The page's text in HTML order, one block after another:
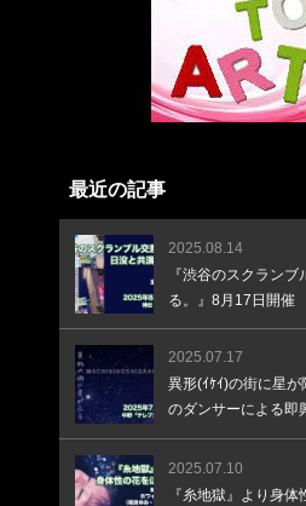
最近の記事
2025.08.14
『渋谷のスクラン
る。』8月17日開催
2025.07.17
異形(ｲｹｲ)の街に星
のダンサーによる
中野「テルプシコー
2025.07.10
『糸地獄』より身